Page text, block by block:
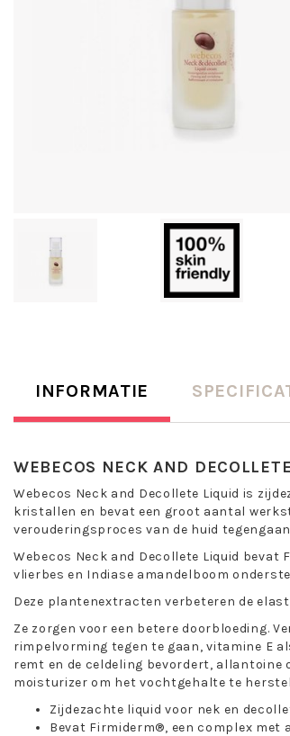
INFORMATIE
WEBECOS NECK AND
Webecos Neck and Decollete Liquid is
kristallen en bevat een groot aantal
verouderingsproces van de huid
Webecos Neck and Decollete Liquid bevat
vlierbes en Indiase amandelboom
Deze plantenextracten verbeteren de
Ze zorgen voor een betere doorbloeding.
rimpelvorming tegen te gaan, vitamine E
remt en de celdeling bevordert, allantoine
moisturizer om het vochtgehalte te
Zijdezachte liquid voor nek en
Bevat Firmiderm®, een complex